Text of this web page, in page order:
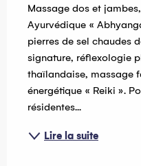
Massage dos et
Ayurvédique «
pierres de sel chaudes
signature, réflexologie
thaïlandaise, massage
énergétique « Reiki ».
résidentes...
Lire la suite